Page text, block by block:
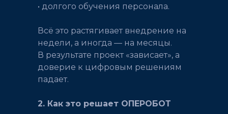
• долгого обучения персонала.
Всё это растягивает внедрение на
недели, а иногда — на месяцы.
В результате проект «зависает», а
доверие к цифровым решениям
падает.
2. Как это решает ОПЕРОБОТ